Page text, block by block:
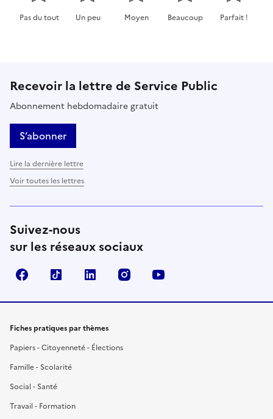
Pas du tout Un peu Moyen Beaucoup Parfait !
Recevoir la lettre de Service Public
Abonnement hebdomadaire gratuit
S’abonner
Lire la dernière lettre
Voir toutes les lettres
Suivez-nous
sur les réseaux sociaux
FacebookTikTok LinkedIn Instagram
Fiches pratiques par thèmes
Papiers - Citoyenneté - Élections
Famille - Scolarité
Social - Santé
Travail - Formation